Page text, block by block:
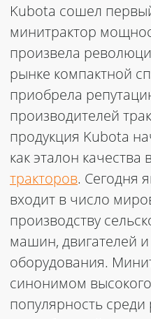
Kubota сошел
минитрактор
произвела
рынке компактной
приобрела
производителей
продукция Kubota
как эталон качества
тракторов. Сегодня
входит в число
производству
машин, двигателей и
оборудования.
синонимом
популярность среди